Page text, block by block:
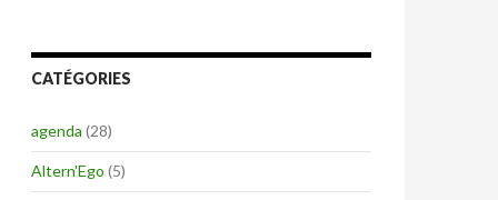
CATÉGORIES
agenda (28)
Altern'Ego (5)